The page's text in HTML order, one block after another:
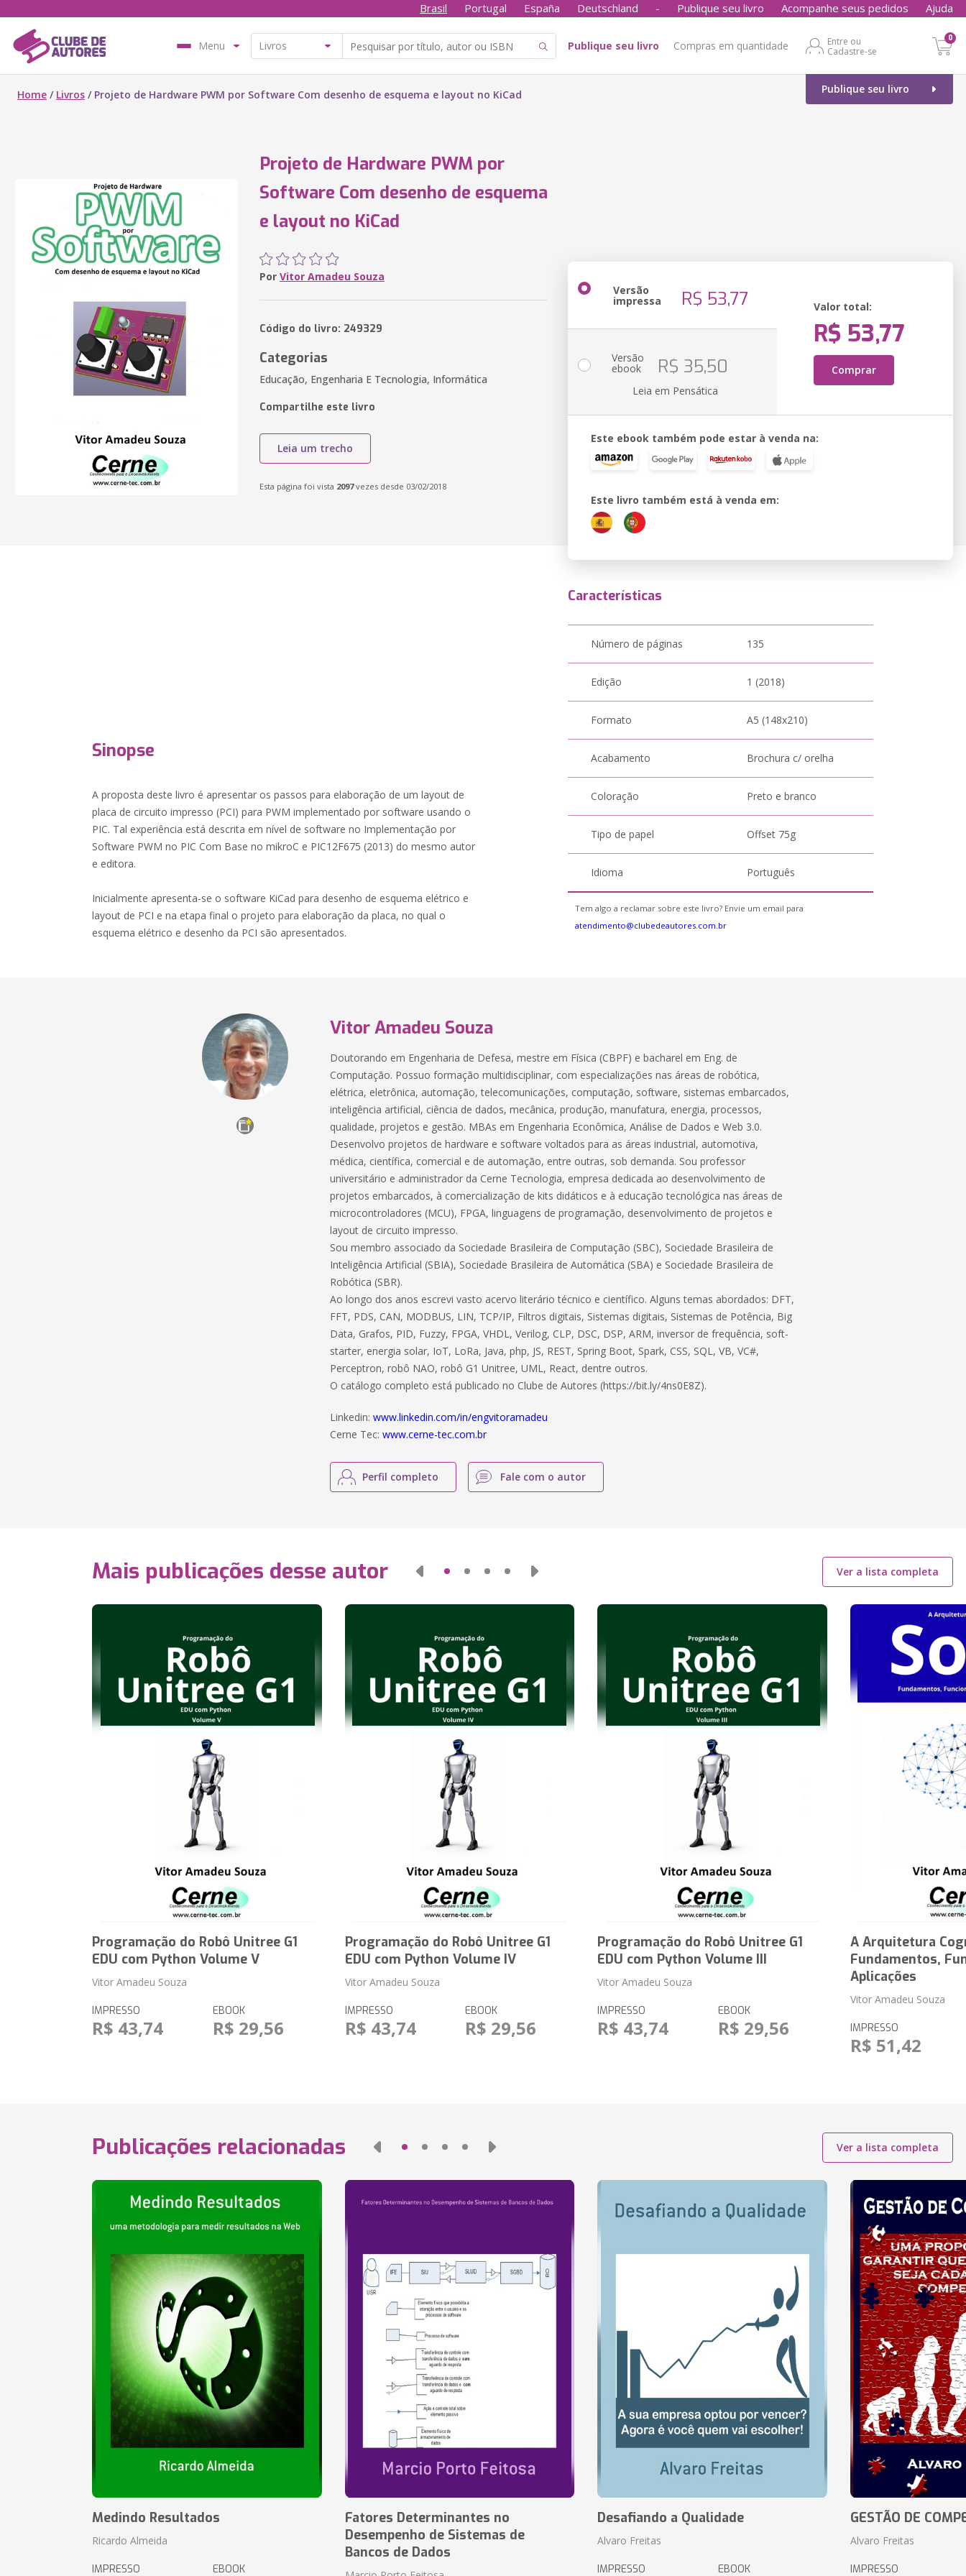
Brasil Portugal España Deutschland - Publique seu livro Acompanhe seus pedidos Ajuda
Menu Publique seu livro Compras em quantidade
Entre ou
Cadastre-se
0
Publique seu livro
Home / Livros / Projeto de Hardware PWM por Software Com desenho de esquema e layout no KiCad
Projeto de Hardware PWM por
Software Com desenho de esquema
e layout no KiCad
Por Vitor Amadeu Souza
Código do livro: 249329
Categorias
Educação, Engenharia E Tecnologia, Informática
Compartilhe este livro
Leia um trecho
Esta página foi vista 2097vezes desde 03/02/2018
Versão
impressa R$ 53,77 Valor total:
R$ 53,77
Comprar
Versão
ebook R$ 35,50
Leia em Pensática
Este ebook também pode estar à venda na:
Este livro também está à venda em:
Sinopse
A proposta deste livro é apresentar os passos para elaboração de um layout de
placa de circuito impresso (PCI) para PWM implementado por software usando o
PIC. Tal experiência está descrita em nível de software no Implementação por
Software PWM no PIC Com Base no mikroC e PIC12F675 (2013) do mesmo autor
e editora.
Inicialmente apresenta-se o software KiCad para desenho de esquema elétrico e
layout de PCI e na etapa final o projeto para elaboração da placa, no qual o
esquema elétrico e desenho da PCI são apresentados.
Características
Número de páginas 135
Edição 1 (2018)
Formato A5 (148x210)
Acabamento Brochura c/ orelha
Coloração Preto e branco
Tipo de papel Offset 75g
Idioma Português
Tem algo a reclamar sobre este livro? Envie um email para
atendimento@clubedeautores.com.br
Vitor Amadeu Souza
Doutorando em Engenharia de Defesa, mestre em Física (CBPF) e bacharel em Eng. de
Computação. Possuo formação multidisciplinar, com especializações nas áreas de robótica,
elétrica, eletrônica, automação, telecomunicações, computação, software, sistemas embarcados,
inteligência artificial, ciência de dados, mecânica, produção, manufatura, energia, processos,
qualidade, projetos e gestão. MBAs em Engenharia Econômica, Análise de Dados e Web 3.0.
Desenvolvo projetos de hardware e software voltados para as áreas industrial, automotiva,
médica, científica, comercial e de automação, entre outras, sob demanda. Sou professor
universitário e administrador da Cerne Tecnologia, empresa dedicada ao desenvolvimento de
projetos embarcados, à comercialização de kits didáticos e à educação tecnológica nas áreas de
microcontroladores (MCU), FPGA, linguagens de programação, desenvolvimento de projetos e
layout de circuito impresso.
Sou membro associado da Sociedade Brasileira de Computação (SBC), Sociedade Brasileira de
Inteligência Artificial (SBIA), Sociedade Brasileira de Automática (SBA) e Sociedade Brasileira de
Robótica (SBR).
Ao longo dos anos escrevi vasto acervo literário técnico e científico. Alguns temas abordados: DFT,
FFT, PDS, CAN, MODBUS, LIN, TCP/IP, Filtros digitais, Sistemas digitais, Sistemas de Potência, Big
Data, Grafos, PID, Fuzzy, FPGA, VHDL, Verilog, CLP, DSC, DSP, ARM, inversor de frequência, soft-
starter, energia solar, IoT, LoRa, Java, php, JS, REST, Spring Boot, Spark, CSS, SQL, VB, VC#,
Perceptron, robô NAO, robô G1 Unitree, UML, React, dentre outros.
O catálogo completo está publicado no Clube de Autores (https://bit.ly/4ns0E8Z).
Linkedin:www.linkedin.com/in/engvitoramadeu
Cerne Tec:www.cerne-tec.com.br
Perfil completo Fale com o autor
Mais publicações desse autor Ver a lista completa
Programação do Robô Unitree G1
EDU com Python Volume V
Vitor Amadeu Souza
IMPRESSO
R$ 43,74
EBOOK
R$ 29,56
Programação do Robô Unitree G1
EDU com Python Volume IV
Vitor Amadeu Souza
IMPRESSO
R$ 43,74
EBOOK
R$ 29,56
Programação do Robô Unitree G1
EDU com Python Volume III
Vitor Amadeu Souza
IMPRESSO
R$ 43,74
EBOOK
R$ 29,56
A Arquitetura
Fundamentos,
Aplicações
Vitor Amadeu Souza
IMPRESSO
R$ 51,42
Publicações relacionadas Ver a lista completa
Medindo Resultados
Ricardo Almeida
IMPRESSO EBOOK
Fatores Determinantes no
Desempenho de Sistemas de
Bancos de Dados
Desafiando a Qualidade
Alvaro Freitas
IMPRESSO EBOOK
GESTÃO DE
Alvaro Freitas
IMPRESSO